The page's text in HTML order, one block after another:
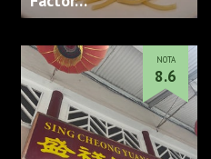
NOTA
8.6